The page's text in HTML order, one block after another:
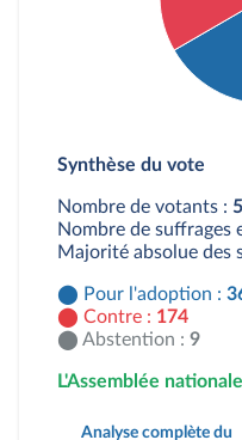
Contre :
Synthèse du vote
Nombre de votants :
Nombre de suffrages
Majorité absolue des
Pour l'adoption :
Contre : 174
Abstention : 9
L'Assemblée
Analyse complète du